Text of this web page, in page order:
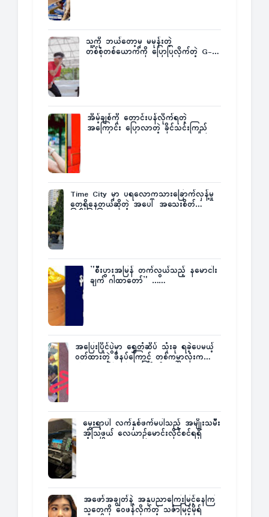
သူ့ကို ဘယ်တော့မှ မမုန်းတဲ့
တစ်စုံတစ်ယောက်ကို ပြောပြလိုက်တဲ့ G-
အိမ့်ချစ်ကို တောင်းပန်လိုက်ရတဲ့
အကြောင်း ပြောလာတဲ့ ခိုင်သင်းကြည်
Time City မှာ ပရလောကသားခြောက်လှန့်မှု
တွေရှိနေတယ်ဆိုတဲ့ အပေါ် အသေးစိတ်
”စီးပွားအမြန် တက်လွယ်သည့် နမောငါး
ချက် ဂါထာတော်” ……
အပြေးပြိုင်ပွဲမှာ ရွှေတံဆိပ် သုံးခု ရခဲ့ပေမယ့်
ဝတ်ထားတဲ့ ဖိနပ်ကြောင့် တစ်ကမ္ဘာလုံးက
မွေးရာပါ လက်နှစ်ဖက်မပါသည့် အမျိုးသမီး
အံ့သြဖွယ် လေယာဉ်မောင်းလိုင်စင်ရရှိ
အဖော်အချွတ်နဲ့ အနုပညာကြေးမြင့်နေကြ
သူတွေကို ဝေဖန်လိုက်တဲ့ သင်္ဇာမြင့်မိုရ်